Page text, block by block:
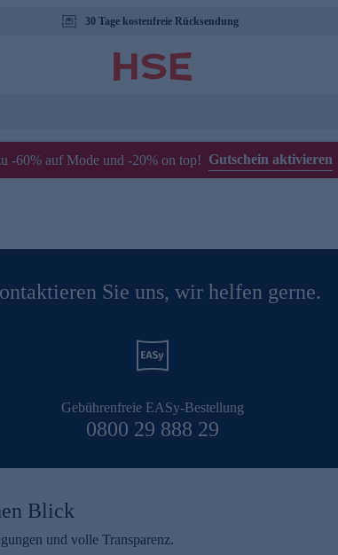
30 Tage kostenfreie Rücksendung
-60% auf Mode und -20% on top! Gutschein aktivieren
Sie uns, wir helfen gerne.
Gebührenfreie EASy-Bestellung
0800 29 888 29
Blick
und volle Transparenz.